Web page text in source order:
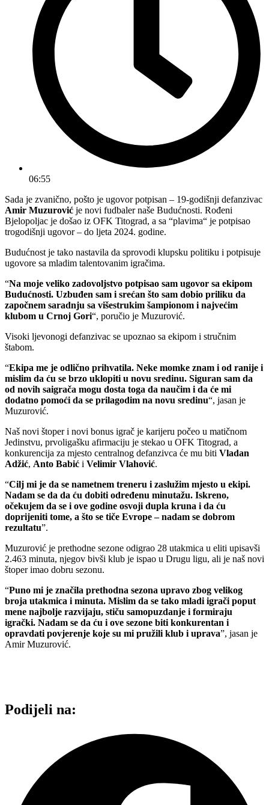
06:55
Sada je zvanično, pošto je ugovor potpisan – 19-godišnji defanzivac
Amir Muzurović je novi fudbaler naše Budućnosti. Rođeni
Bjelopoljac je došao iz OFK Titograd, a sa “plavima“ je potpisao
trogodišnji ugovor – do ljeta 2024. godine.
Budućnost je tako nastavila da sprovodi klupsku politiku i potpisuje
ugovore sa mladim talentovanim igračima.
“Na moje veliko zadovoljstvo potpisao sam ugovor sa ekipom
Budućnosti. Uzbuđen sam i srećan što sam dobio priliku da
započnem saradnju sa višestrukim šampionom i najvećim
klubom u Crnoj Gori“, poručio je Muzurović.
Visoki ljevonogi defanzivac se upoznao sa ekipom i stručnim
štabom.
“Ekipa me je odlično prihvatila. Neke momke znam i od ranije i
mislim da ću se brzo uklopiti u novu sredinu. Siguran sam da
od novih saigrača mogu dosta toga da naučim i da će mi
dodatno pomoći da se prilagodim na novu sredinu“, jasan je
Muzurović.
Naš novi štoper i novi bonus igrač je karijeru počeo u matičnom
Jedinstvu, prvoligašku afirmaciju je stekao u OFK Titograd, a
konkurencija za mjesto centralnog defanzivca će mu biti Vladan
Adžić, Anto Babić i Velimir Vlahović.
“Cilj mi je da se nametnem treneru i zaslužim mjesto u ekipi.
Nadam se da da ću dobiti određenu minutažu. Iskreno,
očekujem da se i ove godine osvoji dupla kruna i da ću
doprijeniti tome, a što se tiče Evrope – nadam se dobrom
rezultatu”.
Muzurović je prethodne sezone odigrao 28 utakmica u eliti upisavši
2.463 minuta, njegov bivši klub je ispao u Drugu ligu, ali je naš novi
štoper imao dobru sezonu.
“Puno mi je značila prethodna sezona upravo zbog velikog
broja utakmica i minuta. Mislim da se tako mladi igrači poput
mene najbolje razvijaju, stiču samopuzdanje i formiraju
igrački. Nadam se da ću i ove sezone biti konkurentan i
opravdati povjerenje koje su mi pružili klub i uprava”, jasan je
Amir Muzurović.
Podijeli na: